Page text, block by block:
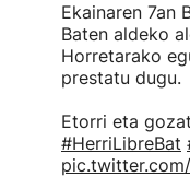
Ekainaren 7an
Baten aldeko
Horretarako
prestatu dugu.
Etorri eta
#HerriLibreBat